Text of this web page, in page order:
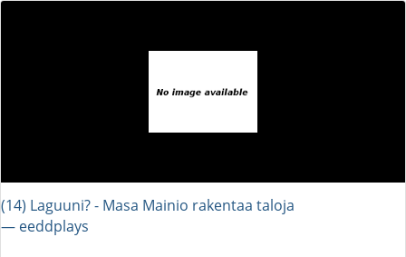
(14) Laguuni? - Masa Mainio rakentaa taloja
― eeddplays